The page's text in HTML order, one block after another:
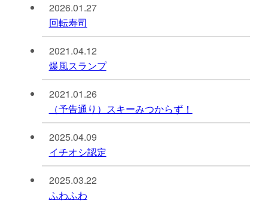
2026.01.27
回転寿司
2021.04.12
爆風スランプ
2021.01.26
（予告通り）スキーみつからず！
2025.04.09
イチオシ認定
2025.03.22
ふわふわ